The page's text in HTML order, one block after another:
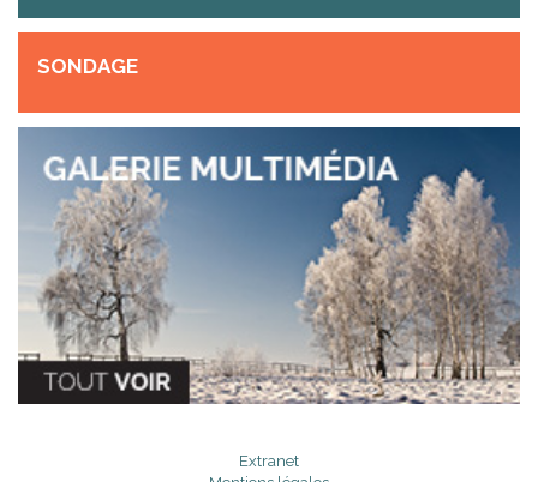
SONDAGE
Extranet